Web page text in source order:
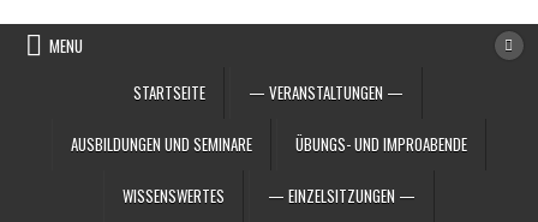
MENU
STARTSEITE
— VERANSTALTUNGEN —
AUSBILDUNGEN UND SEMINARE ÜBUNGS- UND IMPROABENDE
WISSENSWERTES — EINZELSITZUNGEN —